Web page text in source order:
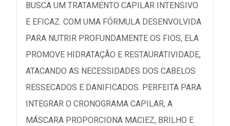
BUSCA UM TRATAMENTO CAPILAR INTENSIVO
E EFICAZ. COM UMA FÓRMULA DESENVOLVIDA
PARA NUTRIR PROFUNDAMENTE OS FIOS, ELA
PROMOVE HIDRATAÇÃO E RESTAURATIVIDADE,
ATACANDO AS NECESSIDADES DOS CABELOS
RESSECADOS E DANIFICADOS. PERFEITA PARA
INTEGRAR O CRONOGRAMA CAPILAR, A
MÁSCARA PROPORCIONA MACIEZ, BRILHO E